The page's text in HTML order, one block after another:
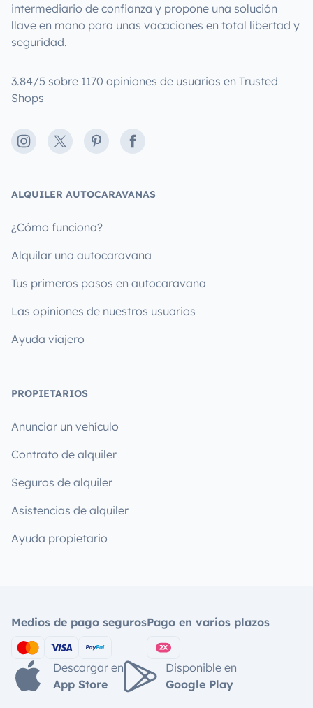
intermediario de confianza y propone una solución
llave en mano para unas vacaciones en total libertad y
seguridad.
3.84/5 sobre 1170 opiniones de usuarios en Trusted
Shops
Instagram
X PinterestFacebook
ALQUILER AUTOCARAVANAS
¿Cómo funciona?
Alquilar una autocaravana
Tus primeros pasos en autocaravana
Las opiniones de nuestros usuarios
Ayuda viajero
PROPIETARIOS
Anunciar un vehículo
Contrato de alquiler
Seguros de alquiler
Asistencias de alquiler
Ayuda propietario
Medios de pago segurosPago en varios plazos
Descargar en
App Store
Disponible en
Google Play